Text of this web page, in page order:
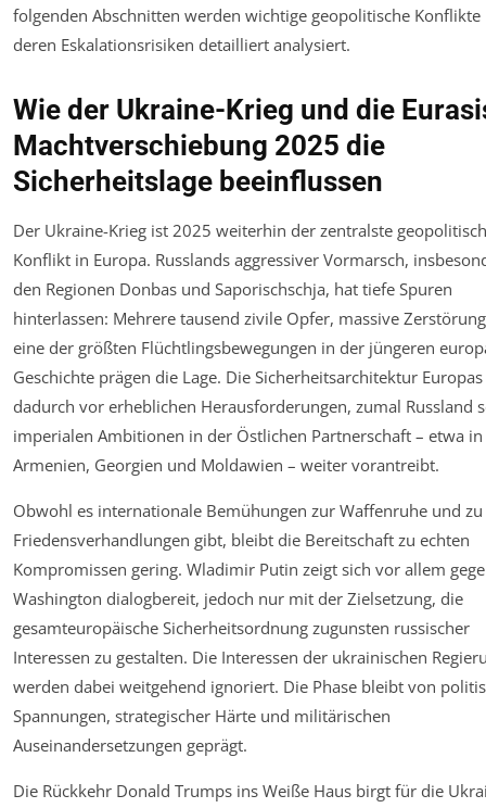
folgenden Abschnitten werden wichtige geopolitische Konflikte
deren Eskalationsrisiken detailliert analysiert.
Wie der Ukraine-Krieg und die
Machtverschiebung 2025 die
Sicherheitslage beeinflussen
Der Ukraine-Krieg ist 2025 weiterhin der zentralste
Konflikt in Europa. Russlands aggressiver Vormarsch,
den Regionen Donbas und Saporischschja, hat tiefe Spuren
hinterlassen: Mehrere tausend zivile Opfer, massive
eine der größten Flüchtlingsbewegungen in der jüngeren
Geschichte prägen die Lage. Die Sicherheitsarchitektur
dadurch vor erheblichen Herausforderungen, zumal Russland
imperialen Ambitionen in der Östlichen Partnerschaft – etwa in
Armenien, Georgien und Moldawien – weiter vorantreibt.
Obwohl es internationale Bemühungen zur Waffenruhe und zu
Friedensverhandlungen gibt, bleibt die Bereitschaft zu echten
Kompromissen gering. Wladimir Putin zeigt sich vor allem
Washington dialogbereit, jedoch nur mit der Zielsetzung, die
gesamteuropäische Sicherheitsordnung zugunsten russischer
Interessen zu gestalten. Die Interessen der ukrainischen
werden dabei weitgehend ignoriert. Die Phase bleibt von
Spannungen, strategischer Härte und militärischen
Auseinandersetzungen geprägt.
Die Rückkehr Donald Trumps ins Weiße Haus birgt für die